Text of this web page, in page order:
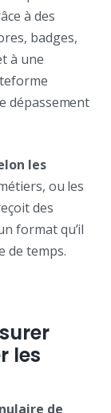
à des
badges,
à une
dépassement
les
ou les
des
format qu’il
de temps.
les
de